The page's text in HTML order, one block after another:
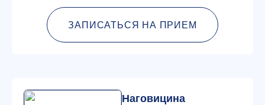
ЗАПИСАТЬСЯ НА ПРИЕМ
Наговицина